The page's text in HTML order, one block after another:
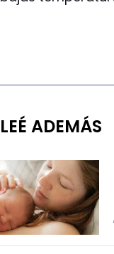
LEÉ ADEMÁS